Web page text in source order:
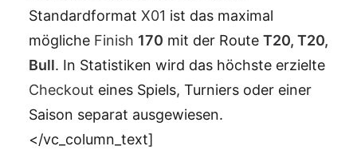
Standardformat X01 ist das maximal
mögliche Finish 170 mit der Route T20, T20,
Bull. In Statistiken wird das höchste erzielte
Checkout eines Spiels, Turniers oder einer
Saison separat ausgewiesen.
</vc_column_text]